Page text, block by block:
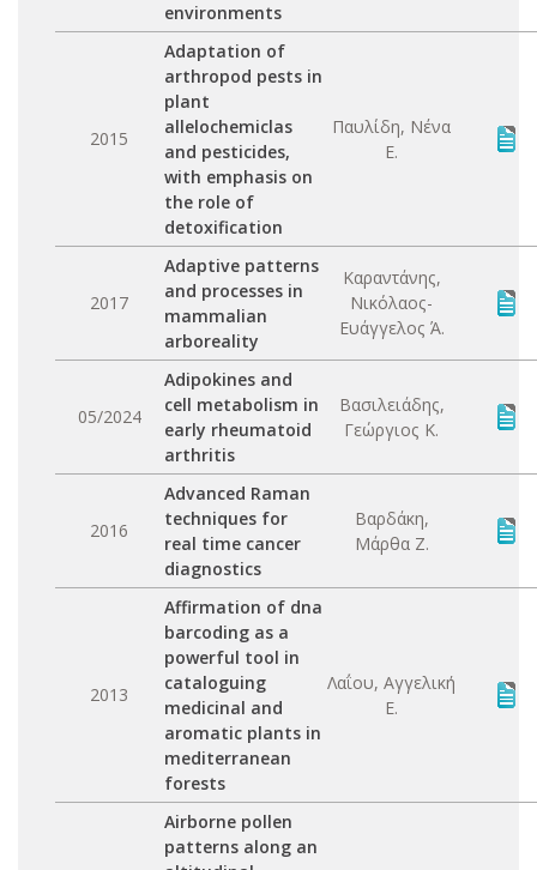
environments
2015
Adaptation of
arthropod pests in
plant
allelochemiclas
and pesticides,
with emphasis on
the role of
detoxification
Παυλίδη, Νένα
Ε.
2017
Adaptive patterns
and processes in
mammalian
arboreality
Καραντάνης,
Νικόλαος-
Ευάγγελος Ά.
05/2024
Adipokines and
cell metabolism in
early rheumatoid
arthritis
Βασιλειάδης,
Γεώργιος Κ.
2016
Advanced Raman
techniques for
real time cancer
diagnostics
Βαρδάκη,
Μάρθα Ζ.
2013
Affirmation of dna
barcoding as a
powerful tool in
cataloguing
medicinal and
aromatic plants in
mediterranean
forests
Λαΐου, Αγγελική
Ε.
Airborne pollen
patterns along an